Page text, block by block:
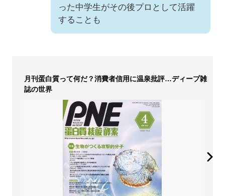
った中学生がその後プロとして活躍
することも
月刊蛋白質って何だ？消費者信用に温泉批評…ディープ雑
誌の世界